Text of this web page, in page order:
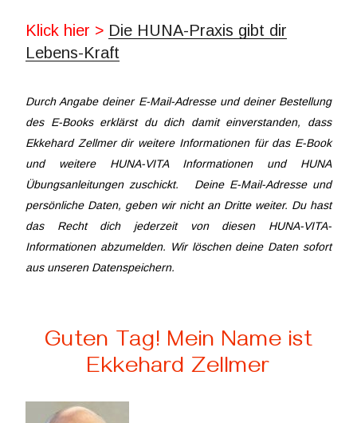
Klick hier > Die HUNA-Praxis gibt dir
Lebens-Kraft
Durch Angabe deiner E-Mail-Adresse und deiner Bestellung
des E-Books erklärst du dich damit einverstanden, dass
Ekkehard Zellmer dir weitere Informationen für das E-Book
und weitere HUNA-VITA Informationen und HUNA
Übungsanleitungen zuschickt. Deine E-Mail-Adresse und
persönliche Daten, geben wir nicht an Dritte weiter. Du hast
das Recht dich jederzeit von diesen HUNA-VITA-
Informationen abzumelden. Wir löschen deine Daten sofort
aus unseren Datenspeichern.
Guten Tag! Mein Name ist
Ekkehard Zellmer